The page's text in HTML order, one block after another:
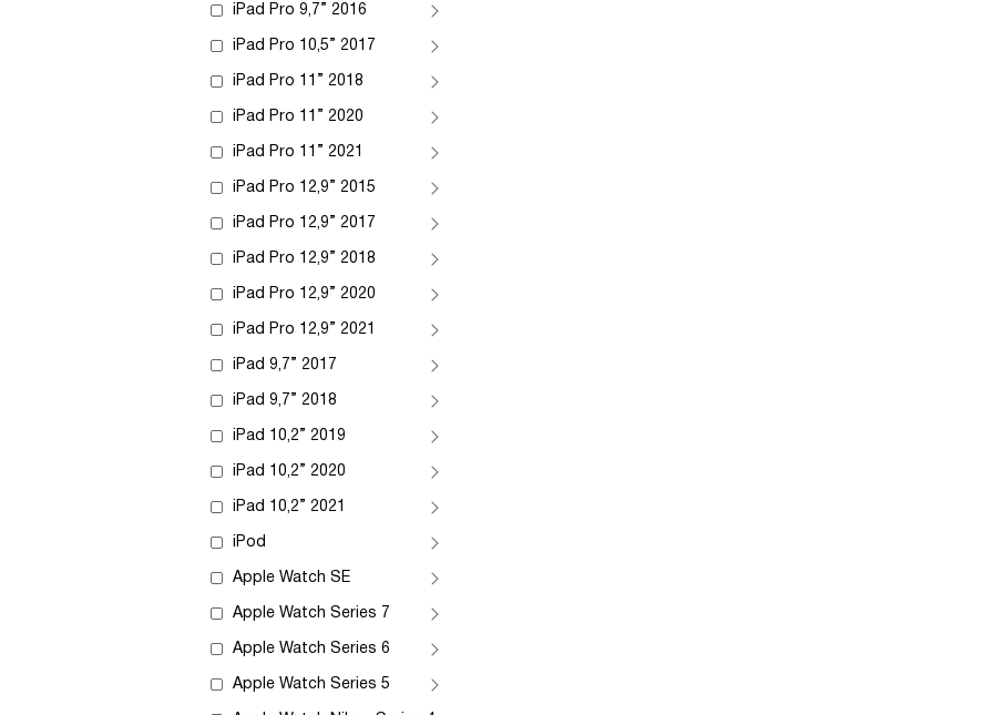
iPad Pro 9,7” 2016
iPad Pro 10,5” 2017
iPad Pro 11” 2018
iPad Pro 11” 2020
iPad Pro 11” 2021
iPad Pro 12,9” 2015
iPad Pro 12,9” 2017
iPad Pro 12,9” 2018
iPad Pro 12,9” 2020
iPad Pro 12,9” 2021
iPad 9,7” 2017
iPad 9,7” 2018
iPad 10,2” 2019
iPad 10,2” 2020
iPad 10,2” 2021
iPod
Apple Watch SE
Apple Watch Series 7
Apple Watch Series 6
Apple Watch Series 5